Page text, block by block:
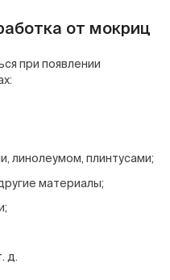
от мокриц
при появлении
линолеумом, плинтусами;
материалы;
д.